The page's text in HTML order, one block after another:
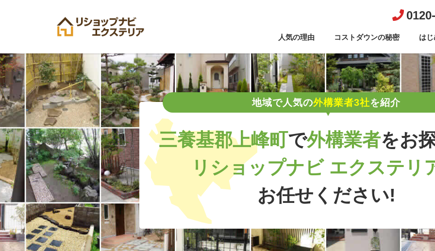
人気の理由 コストダウンの秘密 は
地域で人気の外構業者3社を紹介
三養基郡上峰町で外構業者をお
リショップナビ エクステリ
お任せください!